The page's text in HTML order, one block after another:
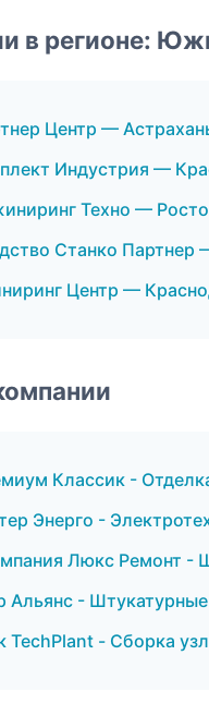
в регионе:
Центр —
Индустрия —
Техно —
Станко Партнер
Центр —
Классик -
Энерго -
Люкс Ремонт -
Альянс -
TechPlant - Сборка